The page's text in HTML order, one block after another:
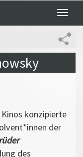
Toggle
Kinos konzipierte
der
des